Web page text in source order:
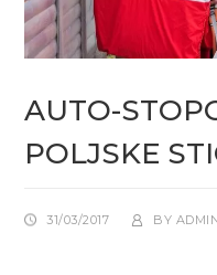
AUTO-
POLJSKE
31/03/2017 BY